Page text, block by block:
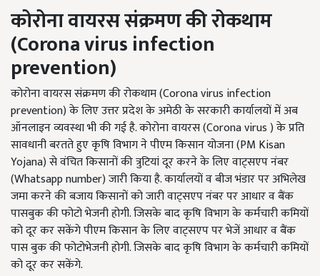
कोरोना वायरस संक्रमण की रोकथाम
(Corona virus infection
prevention)
कोरोना वायरस संक्रमण की रोकथाम (Corona virus infection
prevention) के लिए उत्तर प्रदेश के अमेठी के सरकारी कार्यालयों में अब
ऑनलाइन व्यवस्था भी की गई है. कोरोना वायरस (Corona virus ) के प्रति
सावधानी बरतते हुए कृषि विभाग ने पीएम किसान योजना (PM Kisan
Yojana) से वंचित किसानों की त्रुटियां दूर करने के लिए वाट्सएप नंबर
(Whatsapp number) जारी किया है. कार्यालयों व बीज भंडार पर अभिलेख
जमा करने की बजाय किसानों को जारी वाट्सएप नंबर पर आधार व बैंक
पासबुक की फोटो भेजनी होगी. जिसके बाद कृषि विभाग के कर्मचारी कमियों
को दूर कर सकेंगे पीएम किसान के लिए वाट्सएप पर भेजें आधार व बैंक
पास बुक की फोटोभेजनी होगी. जिसके बाद कृषि विभाग के कर्मचारी कमियों
को दूर कर सकेंगे.